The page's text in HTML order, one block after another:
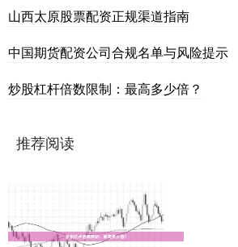
山西太原股票配资正规渠道指南
中国期货配资公司合规名单与风险提示
炒股杠杆倍数限制：最高多少倍？
推荐阅读